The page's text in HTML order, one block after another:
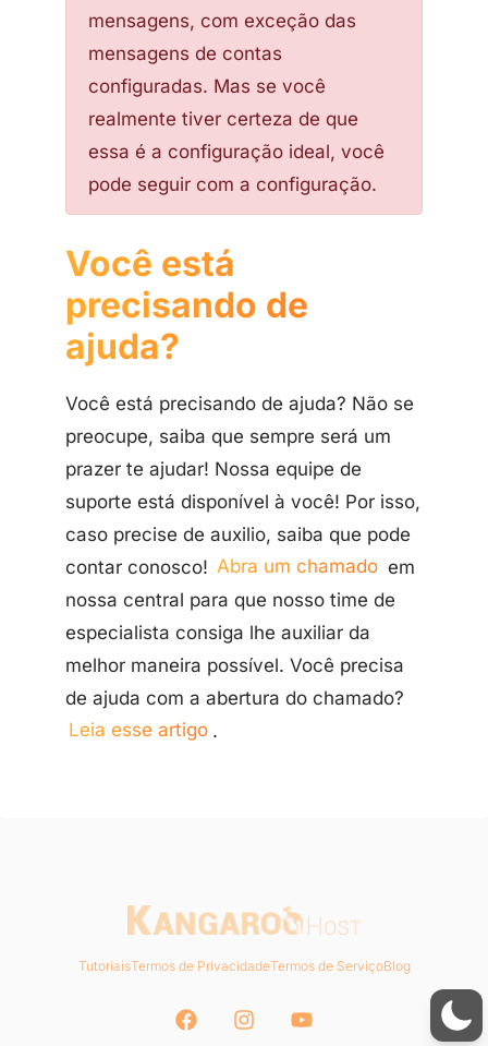
mensagens, com exceção das
mensagens de contas
configuradas. Mas se você
realmente tiver certeza de que
essa é a configuração ideal, você
pode seguir com a configuração.
Você está
precisando de
ajuda?
Você está precisando de ajuda? Não se
preocupe, saiba que sempre será um
prazer te ajudar! Nossa equipe de
suporte está disponível à você! Por isso,
caso precise de auxilio, saiba que pode
contar conosco! Abra um chamado em
nossa central para que nosso time de
especialista consiga lhe auxiliar da
melhor maneira possível. Você precisa
de ajuda com a abertura do chamado?
Leia esse artigo .
TutoriaisTermos de PrivacidadeTermos de ServiçoBlog